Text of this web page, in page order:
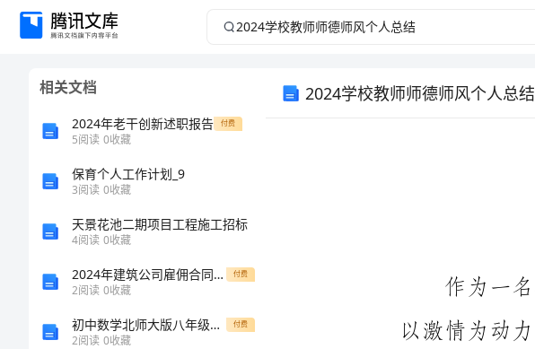
2024
相关文档
2024年老干创新述职报告 付费
5阅读 0收藏
保育个人工作计划_9
3阅读 0收藏
天景花池二期项目工程施工招标
4阅读 0收藏
2024年建筑公司雇佣合同范本 付费
2阅读 0收藏
初中数学北师大版八年级下册第十七章17.4反比例函数寒假预习练习题-普通用卷 付费
2阅读 0收藏
2024学校教师师德师风个人总结